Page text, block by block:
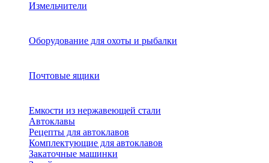
Измельчители
Оборудование для охоты и рыбалки
Почтовые ящики
Емкости из нержавеющей стали
Автоклавы
Рецепты для автоклавов
Комплектующие для автоклавов
Закаточные машинки